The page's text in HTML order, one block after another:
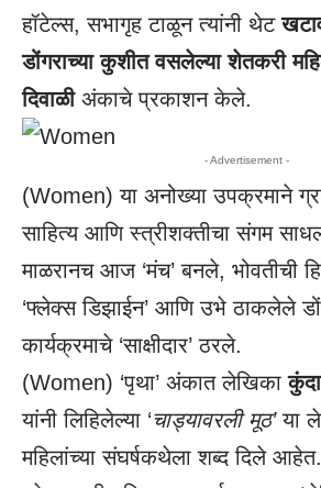
हॉटेल्स, सभागृह टाळून त्यांनी थेट
डोंगराच्या कुशीत वसलेल्या शेतकरी
दिवाळी अंकाचे प्रकाशन केले.
- Advertisement -
(Women) या अनोख्या उपक्रमाने
साहित्य आणि स्त्रीशक्तीचा संगम
माळरानच आज ‘मंच’ बनले, भोवतीची
‘फ्लेक्स डिझाईन’ आणि उभे ठाकलेले
कार्यक्रमाचे ‘साक्षीदार’ ठरले.
(Women) ‘पृथा’ अंकात लेखिका
यांनी लिहिलेल्या ‘चाड्यावरली मूठ’या
महिलांच्या संघर्षकथेला शब्द दिले